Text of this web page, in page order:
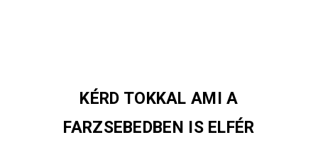
KÉRD TOKKAL AMI A
FARZSEBEDBEN IS ELFÉR